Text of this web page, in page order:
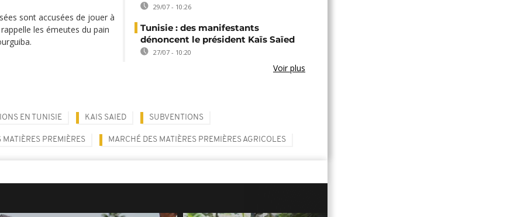
sont accusées de jouer à
les émeutes du pain
29/07 - 10:26
Tunisie : des manifestants
dénoncent le président Kaïs Saïed
27/07 - 10:20
Voir plus
EN TUNISIE KAIS SAIED SUBVENTIONS
MATIÈRES PREMIÈRES MARCHÉ DES MATIÈRES PREMIÈRES AGRICOLES